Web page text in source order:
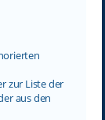
zur Liste der
aus den